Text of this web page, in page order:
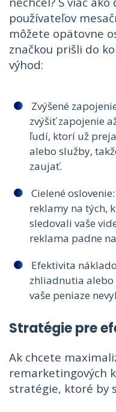
používateľov
môžete opätovne
značkou prišli do
výhod:
Zvýšené
zvýšiť zapojenie
ľudí, ktorí už
alebo služby,
zaujať.
Cielené
reklamy na tých,
sledovali vaše
reklama padne
Efektivita
zhliadnutia alebo
vaše peniaze
Stratégie pre
Ak chcete
remarketingových
stratégie, ktoré by